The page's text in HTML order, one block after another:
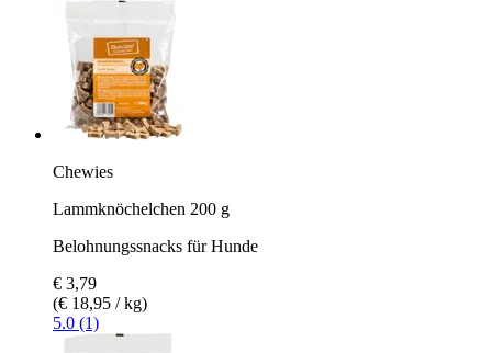
Chewies
Lammknöchelchen 200 g
Belohnungssnacks für Hunde
€ 3,79
(€ 18,95 / kg)
5.0 (1)